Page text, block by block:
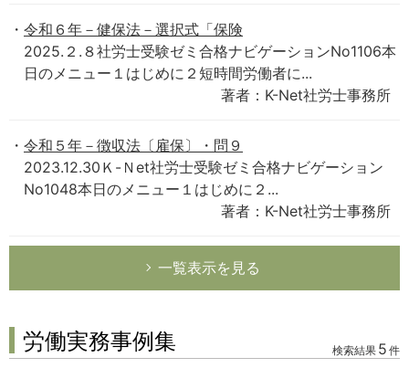
令和６年－健保法－選択式「保険
2025.２.８社労士受験ゼミ合格ナビゲーションNo1106本
日のメニュー１はじめに２短時間労働者に...
著者：K-Net社労士事務所
令和５年－徴収法〔雇保〕・問９
2023.12.30Ｋ-Ｎet社労士受験ゼミ合格ナビゲーション
No1048本日のメニュー１はじめに２...
著者：K-Net社労士事務所
一覧表示を見る
労働実務事例集 検索結果 5 件